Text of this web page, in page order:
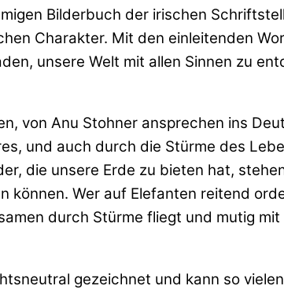
Bilderbuch der irischen
Charakter. Mit den einleitenden
unsere Welt mit allen Sinnen zu
von Anu Stohner ansprechen ins
und auch durch die Stürme des
die unsere Erde zu bieten hat,
können. Wer auf Elefanten reitend
durch Stürme fliegt und mutig
gezeichnet und kann so